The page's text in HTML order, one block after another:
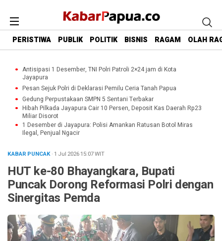
PERISTIWA PUBLIK POLITIK BISNIS RAGAM OLAH
Antisipasi 1 Desember, TNI Polri Patroli 2×24 jam di Kota
Jayapura
Pesan Sejuk Polri di Deklarasi Pemilu Ceria Tanah Papua
Gedung Perpustakaan SMPN 5 Sentani Terbakar
Hibah Pilkada Jayapura Cair 10 Persen, Deposit Kas Daerah Rp23
Miliar Disorot
1 Desember di Jayapura: Polisi Amankan Ratusan Botol Miras
Ilegal, Penjual Ngacir
KABAR PUNCAK· 1 Jul 202615:07WIT
HUT ke-80 Bhayangkara, Bupati
Puncak Dorong Reformasi Polri dengan
Sinergitas Pemda